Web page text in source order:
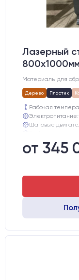
Лазерный
Материалы для
Дерево Пластик
Рабочая
Электропитание:
Шаговые
Направляющие
Направляющие
от 345